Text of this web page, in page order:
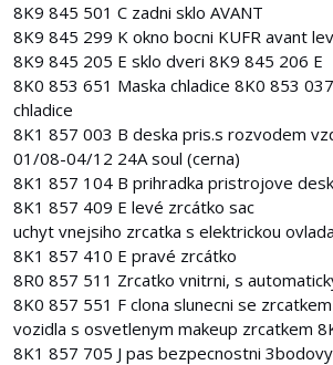
8K9 845 501 C zadni sklo AVANT
8K9 845 299 K okno bocni KUFR avant
8K9 845 205 E sklo dveri 8K9 845 206 E
8K0 853 651 Maska chladice 8K0 853
chladice
8K1 857 003 B deska pris.s rozvodem
01/08-04/12 24A soul (cerna)
8K1 857 104 B prihradka pristrojove
8K1 857 409 E levé zrcátko sac
uchyt vnejsiho zrcatka s elektrickou
8K1 857 410 E pravé zrcátko
8R0 857 511 Zrcatko vnitrni, s
8K0 857 551 F clona slunecni se
vozidla s osvetlenym makeup zrcatkem
8K1 857 705 J pas bezpecnostni